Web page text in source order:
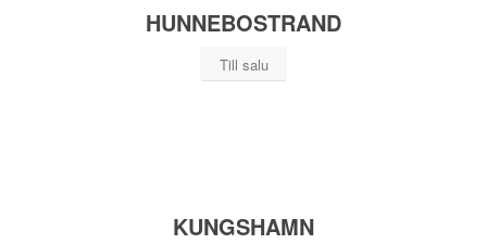
HUNNEBOSTRAND
Till salu
KUNGSHAMN